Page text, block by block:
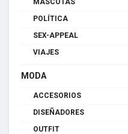
POLÍTICA
SEX-APPEAL
VIAJES
MODA
ACCESORIOS
DISEÑADORES
OUTFIT